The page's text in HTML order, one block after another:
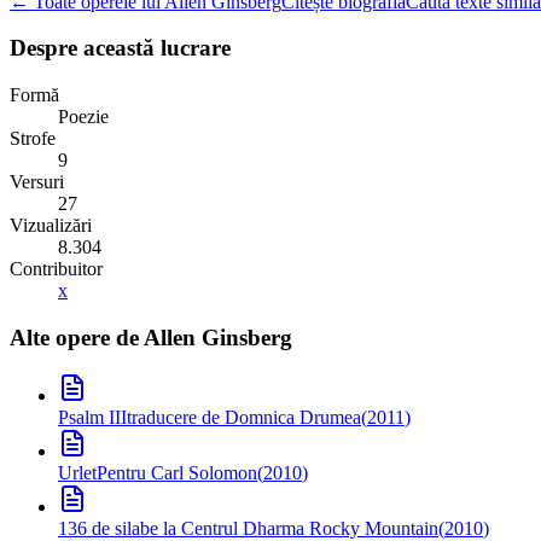
Despre această lucrare
Formă
Poezie
Strofe
9
Versuri
27
Vizualizări
8.304
Contribuitor
x
Alte opere de Allen Ginsberg
Psalm IIItraducere de Domnica Drumea(2011)
UrletPentru Carl Solomon(2010)
136 de silabe la Centrul Dharma Rocky Mountain(2010)